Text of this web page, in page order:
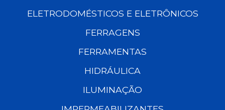
ELETRODOMÉSTICOS E ELETRÔNICOS
FERRAGENS
FERRAMENTAS
HIDRÁULICA
ILUMINAÇÃO